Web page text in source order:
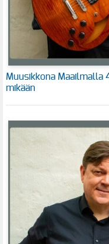
Muusikkona Maailmalla
mikään